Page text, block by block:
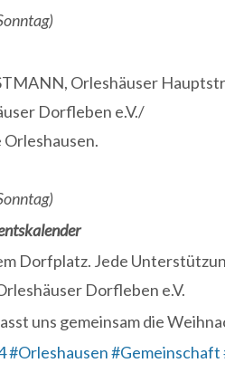
Orleshäuser
Dorfleben e.V./
Dorfplatz. Jede
Dorfleben e.V.
uns gemeinsam die
#Orleshausen#Gemeinschaft